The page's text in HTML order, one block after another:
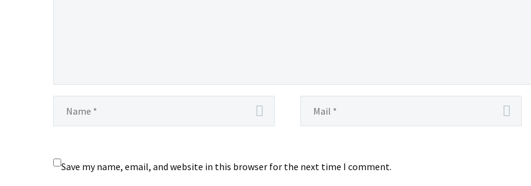
Save my name, email, and website in this browser for the next time I comment.